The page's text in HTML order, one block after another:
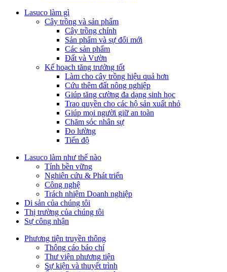
Lasuco làm gì
Cây trồng và sản phẩm
Cây trồng chính
Sản phẩm và sự đổi mới
Các sản phẩm
Đất và Vườn
Kế hoạch tăng trưởng tốt
Làm cho cây trồng hiệu quả hơn
Cứu thêm đất nông nghiệp
Giúp tăng cường đa dạng sinh học
Trao quyền cho các hộ sản xuất nhỏ
Giúp mọi người giữ an toàn
Chăm sóc nhân sự
Đo lường
Tiến độ
Lasuco làm như thế nào
Tính bền vững
Nghiên cứu & Phát triển
Công nghệ
Trách nhiệm Doanh nghiệp
Di sản của chúng tôi
Thị trường của chúng tôi
Sự công nhận
Phương tiện truyền thông
Thông cáo báo chí
Thư viện phương tiện
Sự kiện và thuyết trình